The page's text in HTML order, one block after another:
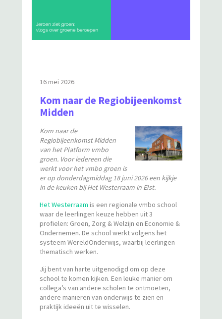
16 mei 2026
Kom naar de Regiobijeenkomst
Midden
Kom naar de
Regiobijeenkomst Midden
van het Platform vmbo
groen. Voor iedereen die
werkt voor het vmbo groen is
er op donderdagmiddag 18 juni 2026 een kijkje
in de keuken bij Het Westerraam in Elst.
Het Westerraam is een regionale vmbo school
waar de leerlingen keuze hebben uit 3
profielen: Groen, Zorg & Welzijn en Economie &
Ondernemen. De school werkt volgens het
systeem WereldOnderwijs, waarbij leerlingen
thematisch werken.
Jij bent van harte uitgenodigd om op deze
school te komen kijken. Een leuke manier om
collega’s van andere scholen te ontmoeten,
andere manieren van onderwijs te zien en
praktijk ideeën uit te wisselen.